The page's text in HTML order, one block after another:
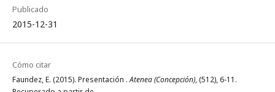
Publicado
2015-12-31
Cómo citar
Faundez, E. (2015). Presentación .Atenea (Concepción), (512), 6-11.